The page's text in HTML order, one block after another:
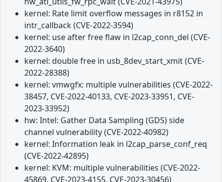
kernel: Rate limit overflow messages in r8152 in
intr_callback (CVE-2022-3594)
kernel: use after free flaw in l2cap_conn_del (CVE-
2022-3640)
kernel: double free in usb_8dev_start_xmit (CVE-
2022-28388)
kernel: vmwgfx: multiple vulnerabilities (CVE-2022-
38457, CVE-2022-40133, CVE-2023-33951, CVE-
2023-33952)
hw: Intel: Gather Data Sampling (GDS) side
channel vulnerability (CVE-2022-40982)
kernel: Information leak in l2cap_parse_conf_req
(CVE-2022-42895)
kernel: KVM: multiple vulnerabilities (CVE-2022-
45869, CVE-2023-4155, CVE-2023-30456)